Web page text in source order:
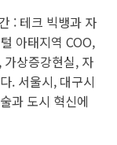
: 테크 빅뱅과 자
아태지역 COO,
상증강현실, 자
. 서울시, 대구시
과 도시 혁신에